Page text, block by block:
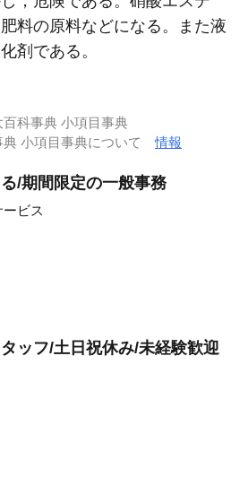
料の原料などになる。また液
剤である。
科事典 小項目事典
典 小項目事典について情報
/期間限定の一般事務
ビス
ッフ/土日祝休み/未経験歓迎